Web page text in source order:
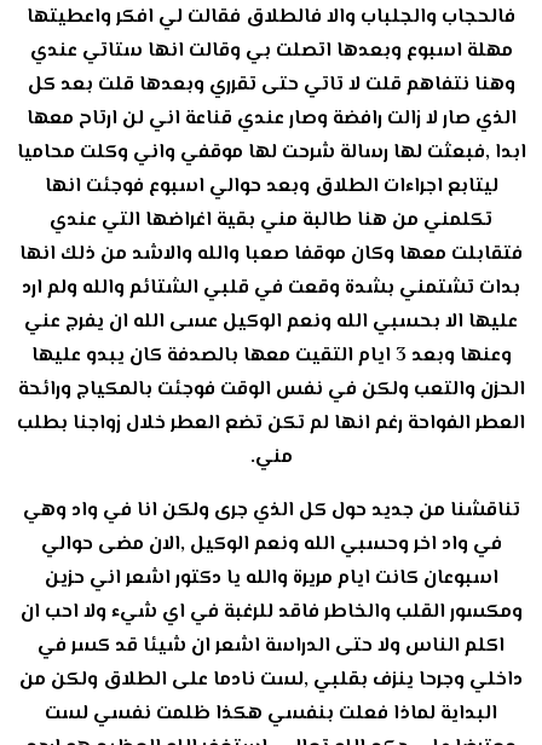
فالحجاب والجلباب والا فالطلاق فقالت لي افكر واعطيتها
مهلة اسبوع وبعدها اتصلت بي وقالت انها ستاتي عندي
وهنا نتفاهم قلت لا تاتي حتى تقرري وبعدها قلت بعد كل
الذي صار لا زالت رافضة وصار عندي قناعة اني لن ارتاح معها
ابدا ,فبعثت لها رسالة شرحت لها موقفي واني وكلت محاميا
ليتابع اجراءات الطلاق وبعد حوالي اسبوع فوجئت انها
تكلمني من هنا طالبة مني بقية اغراضها التي عندي
فتقابلت معها وكان موقفا صعبا والله والاشد من ذلك انها
بدات تشتمني بشدة وقعت في قلبي الشتائم والله ولم ارد
عليها الا بحسبي الله ونعم الوكيل عسى الله ان يفرج عني
وعنها وبعد 3 ايام التقيت معها بالصدفة كان يبدو عليها
الحزن والتعب ولكن في نفس الوقت فوجئت بالمكياج ورائحة
العطر الفواحة رغم انها لم تكن تضع العطر خلال زواجنا بطلب
مني.
تناقشنا من جديد حول كل الذي جرى ولكن انا في واد وهي
في واد اخر وحسبي الله ونعم الوكيل ,الان مضى حوالي
اسبوعان كانت ايام مريرة والله يا دكتور اشعر اني حزين
ومكسور القلب والخاطر فاقد للرغبة في اي شيء ولا احب ان
اكلم الناس ولا حتى الدراسة اشعر ان شيئا قد كسر في
داخلي وجرحا ينزف بقلبي ,لست نادما على الطلاق ولكن من
البداية لماذا فعلت بنفسي هكذا ظلمت نفسي لست